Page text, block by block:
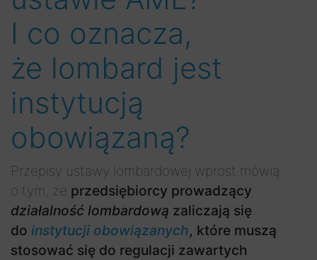
I co oznacza,
że lombard jest
instytucją
obowiązaną?
Przepisy ustawy lombardowej wprost mówią
o tym, że przedsiębiorcy prowadzący
działalność lombardową zaliczają się
do instytucji obowiązanych, które muszą
stosować się do regulacji zawartych